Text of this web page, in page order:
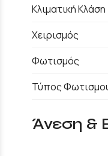
Κλιματική Κλάση
Χειρισμός
Φωτισμός
Τύπος
Άνεση &